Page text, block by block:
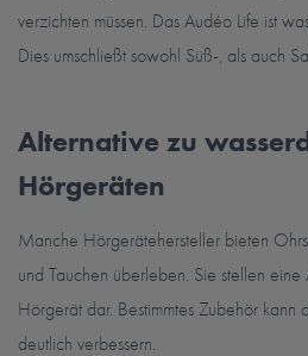
verzichten müssen. Das Audéo Life ist
Dies umschließt sowohl Süß-, als auch
Alternative zu
Hörgeräten
Manche Hörgerätehersteller bieten
und Tauchen überleben. Sie stellen eine
Hörgerät dar. Bestimmtes Zubehör kann
deutlich verbessern.